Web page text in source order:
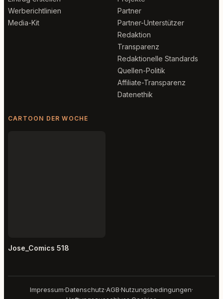
Werberichtlinien
Media-Kit
Partner
Partner-Unterstützer
Redaktion
Transparenz
Redaktionelle Standards
Quellen-Politik
Affiliate-Transparenz
Datenethik
CARTOON DER WOCHE
Jose_Comics 518
Impressum·Datenschutz·AGB·Nutzungsbedingungen·